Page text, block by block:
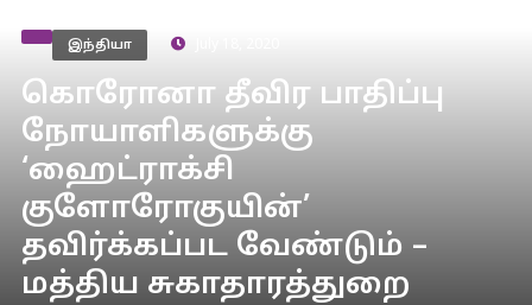
இந்தியா
கொரோனா தீவிர பாதிப்பு
நோயாளிகளுக்கு
‘ஹைட்ராக்சி
குளோரோகுயின்’
தவிர்க்கப்பட வேண்டும் –
மத்திய சுகாதாரத்துறை